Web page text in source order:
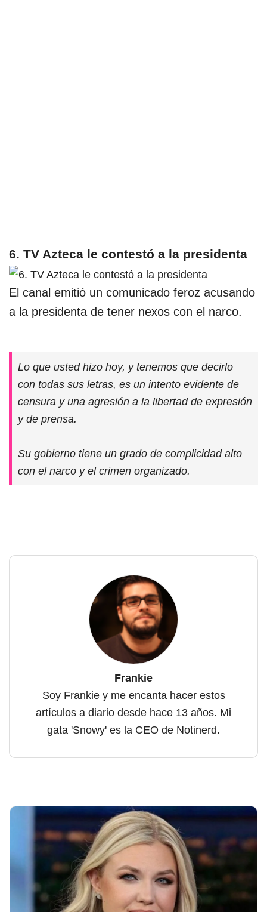
6. TV Azteca le contestó a la presidenta
El canal emitió un comunicado feroz acusando
a la presidenta de tener nexos con el narco.
Lo que usted hizo hoy, y tenemos que decirlo
con todas sus letras, es un intento evidente de
censura y una agresión a la libertad de expresión
y de prensa.
Su gobierno tiene un grado de complicidad alto
con el narco y el crimen organizado.
Frankie
Soy Frankie y me encanta hacer estos
artículos a diario desde hace 13 años. Mi
gata 'Snowy' es la CEO de Notinerd.